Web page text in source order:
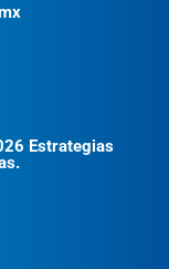
Estrategias